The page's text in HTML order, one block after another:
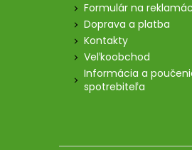
Formulár na
Doprava a platba
Kontakty
Veľkoobchod
Informácia a
spotrebiteľa